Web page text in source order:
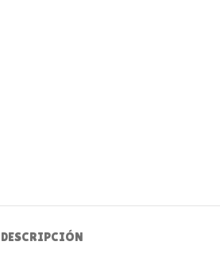
DESCRIPCIÓN